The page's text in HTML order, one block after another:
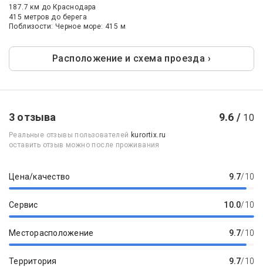
187.7 км до Краснодара
415 метров до берега
Поблизости: Черное море: 415 м
Расположение и схема проезда ›
3 отзыва 9.6 / 10
Реальные отзывы пользователей kurortix.ru
оставить отзыв можно после проживания
Цена/качество 9.7/10
Сервис 10.0/10
Месторасположение 9.7/10
Территория 9.7/10